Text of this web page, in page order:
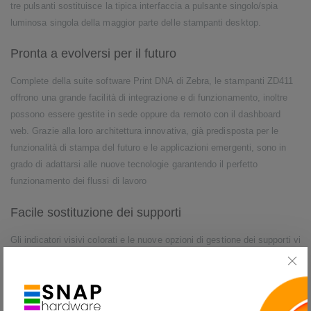
tre pulsanti sostituisce la tipica interfaccia a pulsante singolo/spia
luminosa singola della maggior parte delle stampanti desktop.
Pronta a evolversi per il futuro
Complete della suite software Print DNA di Zebra, le stampanti ZD411
offrono una grande facilità di integrazione e di funzionamento, inoltre
possono essere gestite in sede oppure da remoto con il dashboard
web. Grazie alla loro architettura innovativa, già predisposta per le
funzionalità di stampa del futuro e le applicazioni emergenti, sono in
grado di adattarsi alle nuove tecnologie garantendo il perfetto
funzionamento dei flussi di lavoro
Facile sostituzione dei supporti
Gli indicatori visivi colorati e le nuove opzioni di gestione dei supporti vi
guidano durante la sostituzione dei supporti, velocizzando gli interventi
procedura di sostituzione del nastro è rapida e intuitiva; oltre a evitare
confusione e stress, riduce i tempi di formazione e le chiamate di